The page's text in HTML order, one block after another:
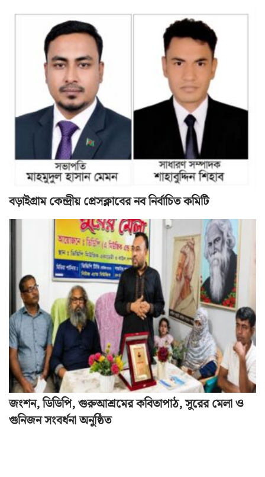
বড়াইগ্রাম কেন্দ্রীয় প্রেসক্লাবের নব নির্বাচিত কমিটি
জংশন, ডিডিপি, গুরুআশ্রমের কবিতাপাঠ, সুরের মেলা ও
গুনিজন সংবর্ধনা অনুষ্ঠিত